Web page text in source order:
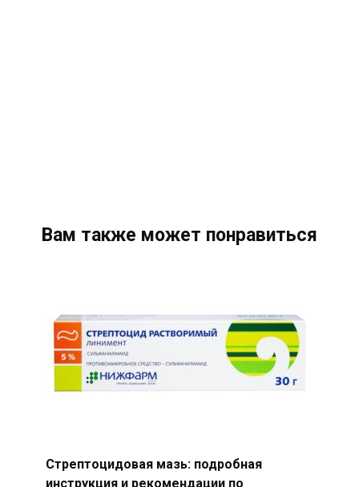
Вам также может понравиться
Стрептоцидовая мазь: подробная
инструкция и рекомендации по